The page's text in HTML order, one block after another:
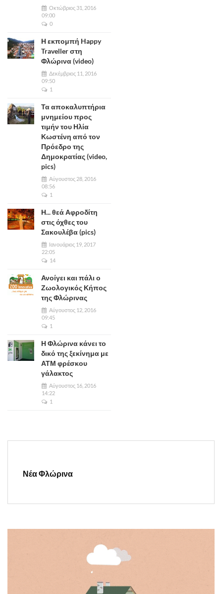
Οκτώβριος 31, 2016
09:00
0
Η εκπομπή Happy
Traveller στη
Φλώρινα (video)
Δεκέμβριος 11, 2016
09:50
1
Τα αποκαλυπτήρια
μνημείου προς
τιμήν του Ηλία
Κωστένη από τον
Πρόεδρο της
Δημοκρατίας (video,
pics)
Αύγουστος 28, 2016
08:56
1
Η... θεά Αφροδίτη
στις όχθες του
Σακουλέβα (pics)
Ιανουάριος 19, 2017
22:05
14
Ανοίγει και πάλι ο
Ζωολογικός Κήπος
της Φλώρινας
Αύγουστος 12, 2016
09:45
1
Η Φλώρινα κάνει το
δικό της ξεκίνημα με
ΑΤΜ φρέσκου
γάλακτος
Αύγουστος 16, 2016
14:22
1
Νέα Φλώρινα